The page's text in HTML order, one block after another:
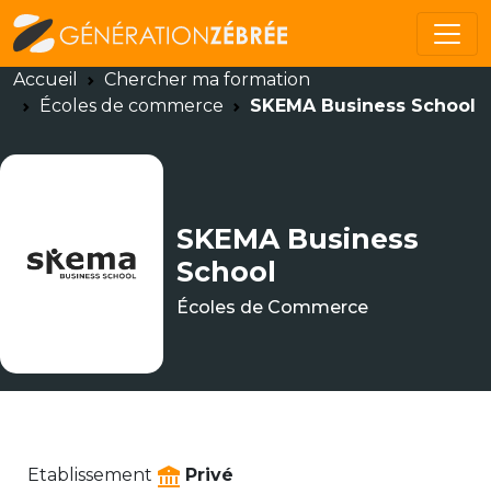
Accueil
Chercher ma formation
Écoles de commerce
SKEMA Business School
SKEMA Business
School
Écoles de Commerce
Etablissement Privé